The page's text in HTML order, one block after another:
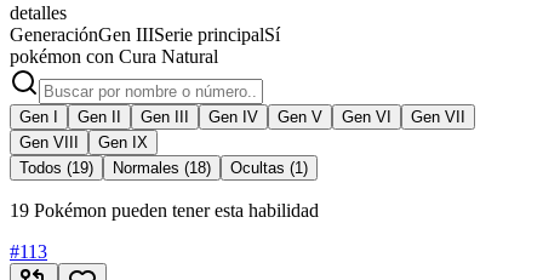
detalles
GeneraciónGen IIISerie principalSí
pokémon con Cura Natural
Gen I Gen II Gen III Gen IV Gen V Gen VI
Gen VII
Gen VIII
Gen IX
Todos (19)
Normales (18) Ocultas (1)
19 Pokémon pueden tener esta habilidad
#113